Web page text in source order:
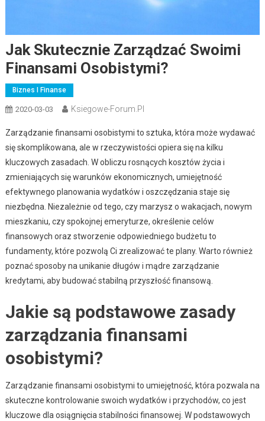
Jak Skutecznie Zarządzać Swoimi
Finansami Osobistymi?
Biznes I Finanse
2020-03-03 Ksiegowe-Forum.pl
Zarządzanie finansami osobistymi to sztuka, która może wydawać
się skomplikowana, ale w rzeczywistości opiera się na kilku
kluczowych zasadach. W obliczu rosnących kosztów życia i
zmieniających się warunków ekonomicznych, umiejętność
efektywnego planowania wydatków i oszczędzania staje się
niezbędna. Niezależnie od tego, czy marzysz o wakacjach, nowym
mieszkaniu, czy spokojnej emeryturze, określenie celów
finansowych oraz stworzenie odpowiedniego budżetu to
fundamenty, które pozwolą Ci zrealizować te plany. Warto również
poznać sposoby na unikanie długów i mądre zarządzanie
kredytami, aby budować stabilną przyszłość finansową.
Jakie są podstawowe zasady
zarządzania finansami
osobistymi?
Zarządzanie finansami osobistymi to umiejętność, która pozwala na
skuteczne kontrolowanie swoich wydatków i przychodów, co jest
kluczowe dla osiągnięcia stabilności finansowej. W podstawowych